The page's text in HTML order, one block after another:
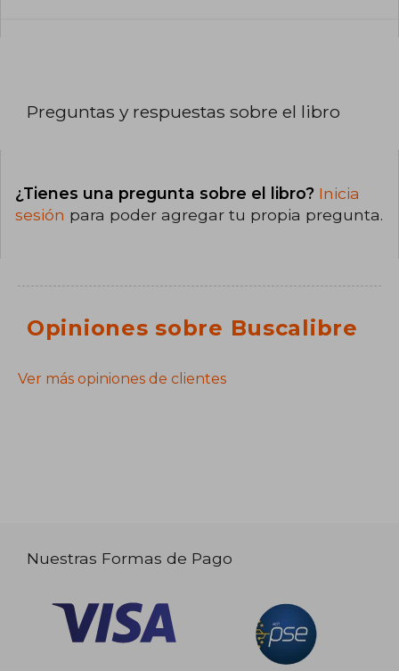
Preguntas y respuestas sobre el libro
¿Tienes una pregunta sobre el libro? Inicia
sesión para poder agregar tu propia pregunta.
Opiniones sobre Buscalibre
Ver más opiniones de clientes
Nuestras Formas de Pago